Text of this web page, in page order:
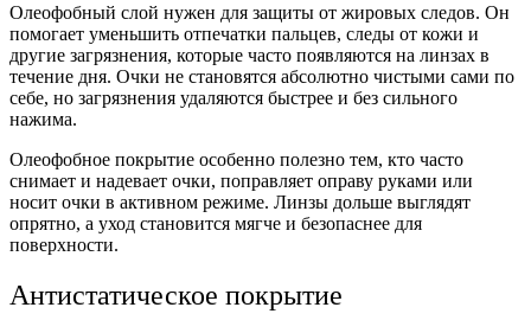
Олеофобный слой нужен для защиты от жировых следов. Он
помогает уменьшить отпечатки пальцев, следы от кожи и
другие загрязнения, которые часто появляются на линзах в
течение дня. Очки не становятся абсолютно чистыми сами по
себе, но загрязнения удаляются быстрее и без сильного
нажима.
Олеофобное покрытие особенно полезно тем, кто часто
снимает и надевает очки, поправляет оправу руками или
носит очки в активном режиме. Линзы дольше выглядят
опрятно, а уход становится мягче и безопаснее для
поверхности.
Антистатическое покрытие